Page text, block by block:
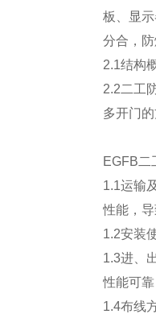
板、显
分合，
2.1结构
2.2二工
多开门
EGFB二
1.1运输
性能，
1.2安装
1.3进、
性能可
1.4布线